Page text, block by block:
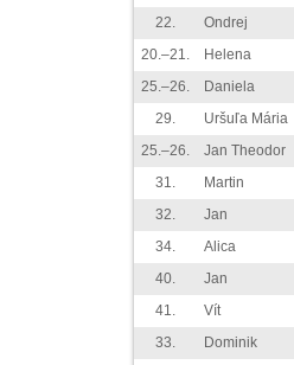
22.
Ondrej
20.–21.
Helena
25.–26.
Daniela
29.
Uršuľa Mária
25.–26.
Jan Theodor
31.
Martin
32.
Jan
34.
Alica
40.
Jan
41.
Vít
33.
Dominik